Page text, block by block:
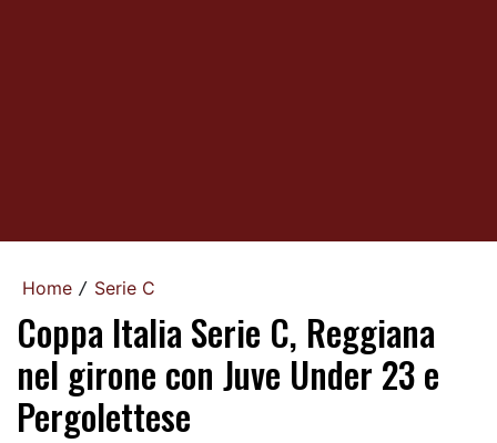
Home / Serie C
Coppa Italia Serie C, Reggiana
nel girone con Juve Under 23 e
Pergolettese